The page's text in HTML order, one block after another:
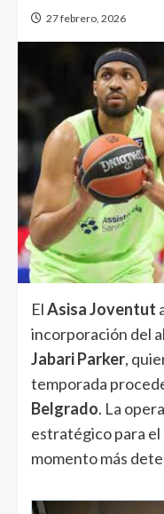
27 febrero, 2026
ElAsisa Joventut
incorporación del
Jabari Parker,
temporada
Belgrado. La
estratégico para
momento más